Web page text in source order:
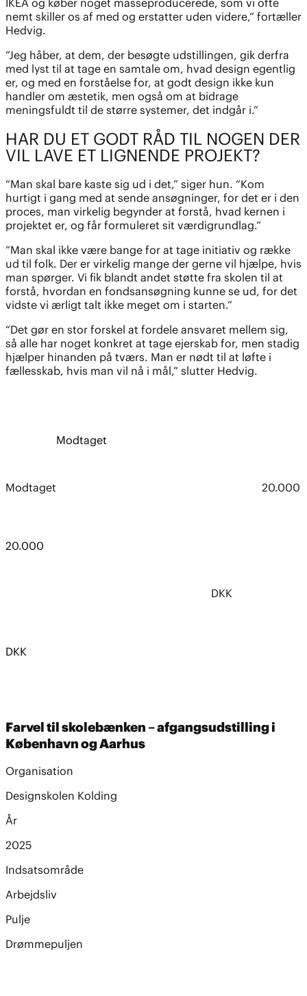
IKEA og køber noget masseproducerede, som vi ofte
nemt skiller os af med og erstatter uden videre,” fortæller
Hedvig.
”Jeg håber, at dem, der besøgte udstillingen, gik derfra
med lyst til at tage en samtale om, hvad design egentlig
er, og med en forståelse for, at godt design ikke kun
handler om æstetik, men også om at bidrage
meningsfuldt til de større systemer, det indgår i.”
HAR DU ET GODT RÅD TIL NOGEN DER
VIL LAVE ET LIGNENDE PROJEKT?
“Man skal bare kaste sig ud i det,” siger hun. “Kom
hurtigt i gang med at sende ansøgninger, for det er i den
proces, man virkelig begynder at forstå, hvad kernen i
projektet er, og får formuleret sit værdigrundlag.”
”Man skal ikke være bange for at tage initiativ og række
ud til folk. Der er virkelig mange der gerne vil hjælpe, hvis
man spørger. Vi fik blandt andet støtte fra skolen til at
forstå, hvordan en fondsansøgning kunne se ud, for det
vidste vi ærligt talt ikke meget om i starten.”
“Det gør en stor forskel at fordele ansvaret mellem sig,
så alle har noget konkret at tage ejerskab for, men stadig
hjælper hinanden på tværs. Man er nødt til at løfte i
fællesskab, hvis man vil nå i mål,” slutter Hedvig.
Modtaget
Modtaget
20.000
20.000
DKK
DKK
Farvel til skolebænken – afgangsudstilling i
København og Aarhus
Organisation
Designskolen Kolding
År
2025
Indsatsområde
Arbejdsliv
Pulje
Drømmepuljen